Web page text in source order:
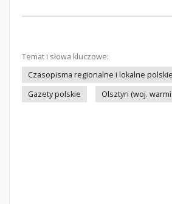
Temat i słowa kluczowe:
Czasopisma regionalne i lokalne polskie
Gazety polskie
Olsztyn (woj.